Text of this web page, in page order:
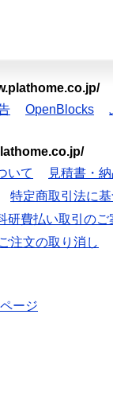
OpenBlocks
いて
見積書・
特定商取引法に
研費払い取引のご
ご注文の取り消し
ージ